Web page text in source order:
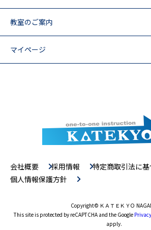
教室のご案内
マイページ
会社概要 採用情報
特定商取引法に
個人情報保護方針
Copyright© ＫＡＴＥＫＹＯ
This site is protected by reCAPTCHA and the Google
apply.